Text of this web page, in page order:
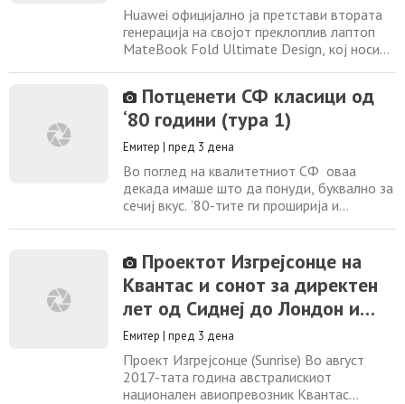
Huawei официјално ја претстави втората
генерација на својот преклоплив лаптоп
MateBook Fold Ultimate Design, кој носи
уред останува фокусиран на премиум
сегментот, но добива помоќен процесор,
подобрен механизам за преклопување и
нови софтверски можности. Рубрика:
Информатика
Потценети СФ класици од
‘80 години (тура 1)
Емитер | пред 3 дена
Во поглед на квалитетниот СФ оваа
декада имаше што да понуди, буквално за
сечиј вкус. ’80-тите ги проширија и
Лудиот Макс (Mad Max), а донесоа и
мноштво незаборавни сај-фај класици –
Вонземјанинот (E.T.), Гремлини (Gremlins),
Летот на навигаторот (Flight Of The
Проектот Изгрејсонце на
Квантас и сонот за директен
лет од Сиднеј до Лондон и
Њуjорк
Емитер | пред 3 дена
Проект Изгрејсонце (Sunrise) Во август
2017-тата година австралискиот
национален авиопревозник Квантас